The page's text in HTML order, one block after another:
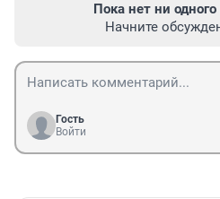
Пока нет ни
Начните
Гость
Войти